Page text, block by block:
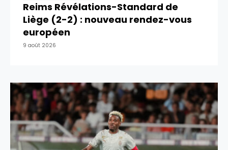
Reims Révélations-Standard de
Liège (2-2) : nouveau rendez-vous
européen
9 août 2026